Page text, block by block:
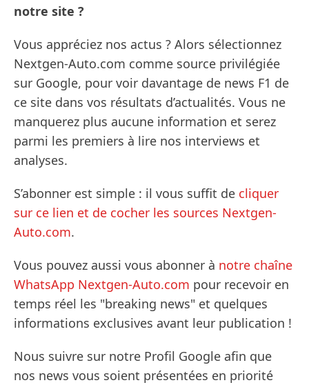
notre site ?
Vous appréciez nos actus ? Alors sélectionnez
Nextgen-Auto.com comme source privilégiée
sur Google, pour voir davantage de news F1 de
ce site dans vos résultats d’actualités. Vous ne
manquerez plus aucune information et serez
parmi les premiers à lire nos interviews et
analyses.
S’abonner est simple : il vous suffit de cliquer
sur ce lien et de cocher les sources Nextgen-
Auto.com.
Vous pouvez aussi vous abonner à notre chaîne
WhatsApp Nextgen-Auto.com pour recevoir en
temps réel les "breaking news" et quelques
informations exclusives avant leur publication !
Nous suivre sur notre Profil Google afin que
nos news vous soient présentées en priorité